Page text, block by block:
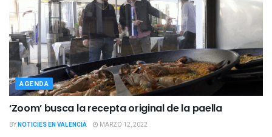
AGENDA
‘Zoom’ busca la recepta original de la paella
BYNOTICIES EN VALENCIÀ MARZO 12, 2022